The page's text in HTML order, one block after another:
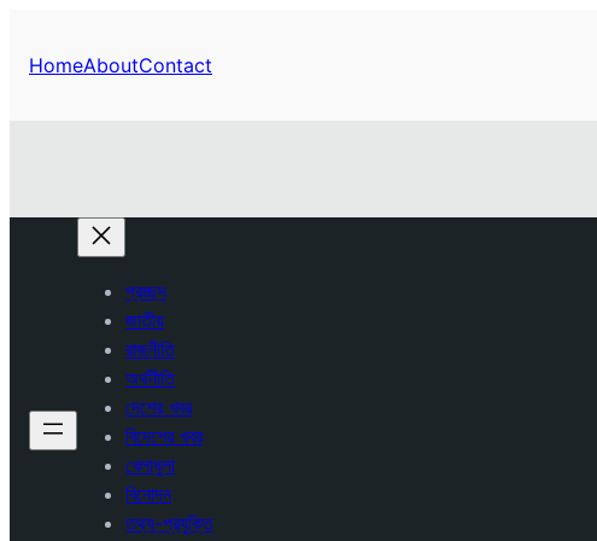
HomeAboutContact
প্রচ্ছদ
জাতীয়
রাজনীতি
অর্থনীতি
দেশের খবর
বিদেশের খবর
খেলাধুলা
বিনোদন
তথ্য-প্রযুক্তি